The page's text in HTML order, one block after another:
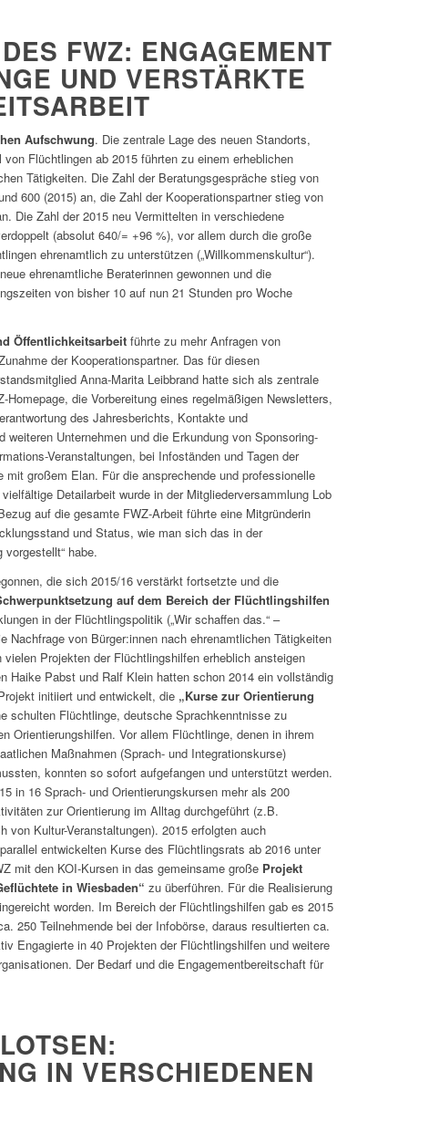
FWZ: ENGAGEMENT
UND VERSTÄRKTE
Aufschwung. Die zentrale Lage des neuen Standorts,
Flüchtlingen ab 2015 führten zu einem erheblichen
Tätigkeiten. Die Zahl der Beratungsgespräche stieg von
600 (2015) an, die Zahl der Kooperationspartner stieg von
Die Zahl der 2015 neu Vermittelten in verschiedene
(absolut 640/= +96 %), vor allem durch die große
ehrenamtlich zu unterstützen („Willkommenskultur“).
ehrenamtliche Beraterinnen gewonnen und die
von bisher 10 auf nun 21 Stunden pro Woche
Öffentlichkeitsarbeit führte zu mehr Anfragen von
der Kooperationspartner. Das für diesen
Anna-Marita Leibbrand hatte sich als zentrale
die Vorbereitung eines regelmäßigen Newsletters,
des Jahresberichts, Kontakte und
weiteren Unternehmen und die Erkundung von Sponsoring-
Veranstaltungen, bei Infoständen und Tagen der
mit großem Elan. Für die ansprechende und professionelle
Detailarbeit wurde in der Mitgliederversammlung Lob
auf die gesamte FWZ-Arbeit führte eine Mitgründerin
und Status, wie man sich das in der
habe.
die sich 2015/16 verstärkt fortsetzte und die
auf dem Bereich der Flüchtlingshilfen
in der Flüchtlingspolitik („Wir schaffen das.“ –
Nachfrage von Bürger:innen nach ehrenamtlichen Tätigkeiten
Projekten der Flüchtlingshilfen erheblich ansteigen
Haike Pabst und Ralf Klein hatten schon 2014 ein vollständig
initiiert und entwickelt, die „Kurse zur Orientierung
schulten Flüchtlinge, deutsche Sprachkenntnisse zu
Orientierungshilfen. Vor allem Flüchtlinge, denen in ihrem
Maßnahmen (Sprach- und Integrationskurse)
konnten so sofort aufgefangen und unterstützt werden.
in 16 Sprach- und Orientierungskursen mehr als 200
zur Orientierung im Alltag durchgeführt (z.B.
von Kultur-Veranstaltungen). 2015 erfolgten auch
entwickelten Kurse des Flüchtlingsrats ab 2016 unter
mit den KOI-Kursen in das gemeinsame große Projekt
in Wiesbaden“ zu überführen. Für die Realisierung
worden. Im Bereich der Flüchtlingshilfen gab es 2015
250 Teilnehmende bei der Infobörse, daraus resultierten ca.
Engagierte in 40 Projekten der Flüchtlingshilfen und weitere
Der Bedarf und die Engagementbereitschaft für
IN VERSCHIEDENEN